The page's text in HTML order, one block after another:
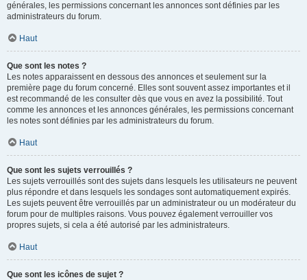
générales, les permissions concernant les annonces sont définies par les
administrateurs du forum.
Haut
Que sont les notes ?
Les notes apparaissent en dessous des annonces et seulement sur la
première page du forum concerné. Elles sont souvent assez importantes et il
est recommandé de les consulter dès que vous en avez la possibilité. Tout
comme les annonces et les annonces générales, les permissions concernant
les notes sont définies par les administrateurs du forum.
Haut
Que sont les sujets verrouillés ?
Les sujets verrouillés sont des sujets dans lesquels les utilisateurs ne peuvent
plus répondre et dans lesquels les sondages sont automatiquement expirés.
Les sujets peuvent être verrouillés par un administrateur ou un modérateur du
forum pour de multiples raisons. Vous pouvez également verrouiller vos
propres sujets, si cela a été autorisé par les administrateurs.
Haut
Que sont les icônes de sujet ?